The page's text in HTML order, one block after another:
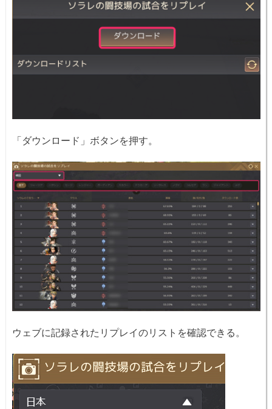
「ダウンロード」ボタンを押す。
ウェブに記録されたリプレイのリストを確認できる。